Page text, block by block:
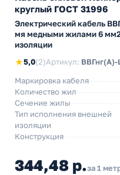
круглый ГОСТ 31996
Электрический кабель
мя медными жилами 6
изоляции
★5,0(2)Артикул: ВВГнг(А)-
Маркировка кабеля
Количество жил
Сечение жилы
Тип исполнения внешней
изоляции
Конструкция
344,48 р.за 1